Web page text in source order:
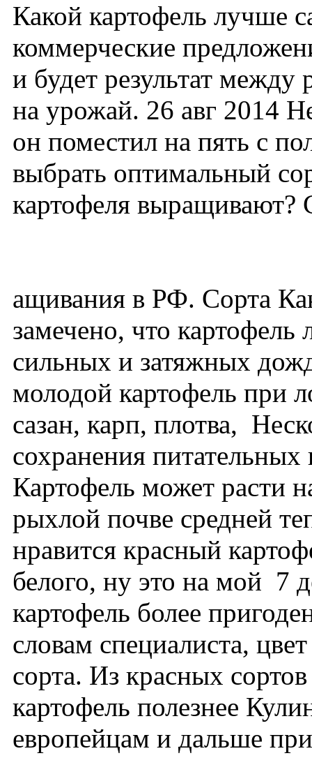
Какой картофель лучше
коммерческие
и будет результат
на урожай. 26 авг 2014
он поместил на пять с
выбрать оптимальный
картофеля выращивают?
ащивания в РФ. Сорта
замечено, что
сильных и затяжных
молодой картофель при
сазан, карп, плотва,
сохранения
Картофель может расти
рыхлой почве средней
нравится красный
белого, ну это на мой 7
картофель более
словам специалиста,
сорта. Из красных
картофель полезнее
европейцам и дальше